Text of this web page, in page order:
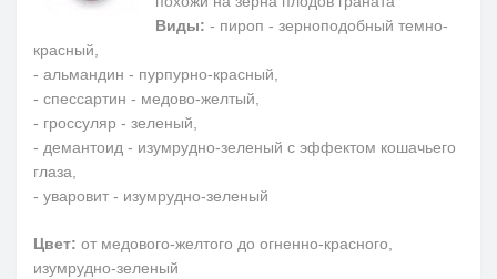
Виды: - пироп - зерноподобный темно-
красный,
- альмандин - пурпурно-красный,
- спессартин - медово-желтый,
- гроссуляр - зеленый,
- демантоид - изумрудно-зеленый с эффектом кошачьего
глаза,
- уваровит - изумрудно-зеленый
Цвет: от медового-желтого до огненно-красного,
изумрудно-зеленый